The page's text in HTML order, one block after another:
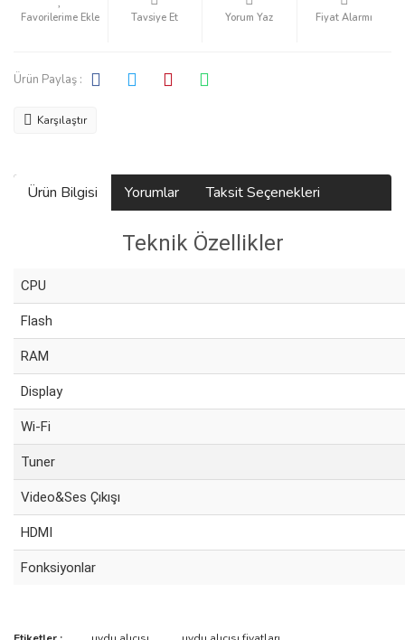
Tavsiye Et Yorum Yaz Fiyat Alarmı
Ürün Paylaş :
Karşılaştır
Ürün Bilgisi Yorumlar Taksit Seçenekleri
Teknik Özellikler
CPU
Flash
RAM
Display
Wi-Fi
Tuner
Video&Ses Çıkışı
HDMI
Fonksiyonlar